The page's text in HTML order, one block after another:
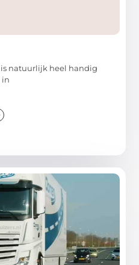
natuurlijk heel handig
in